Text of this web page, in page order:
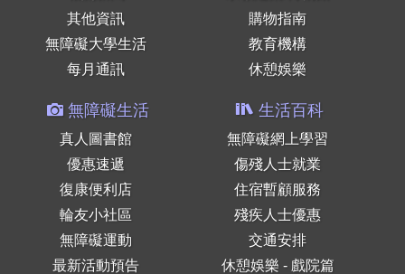
其他資訊
無障礙大學生活
每月通訊
購物指南
教育機構
休憩娛樂
無障礙生活
真人圖書館
優惠速遞
復康便利店
輪友小社區
無障礙運動
最新活動預告
生活百科
無障礙網上學習
傷殘人士就業
住宿暫顧服務
殘疾人士優惠
交通安排
休憩娛樂 - 戲院篇